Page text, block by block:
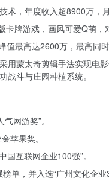
术，年度收入超8900万
卡牌游戏，画风可爱Q萌
值最高达2600万，最高同
用蒙太奇剪辑手法实现
战斗与庄园种植系统。
网游奖”。
苹果奖。
互联网企业100强”。
单，并入选“广州文化企业